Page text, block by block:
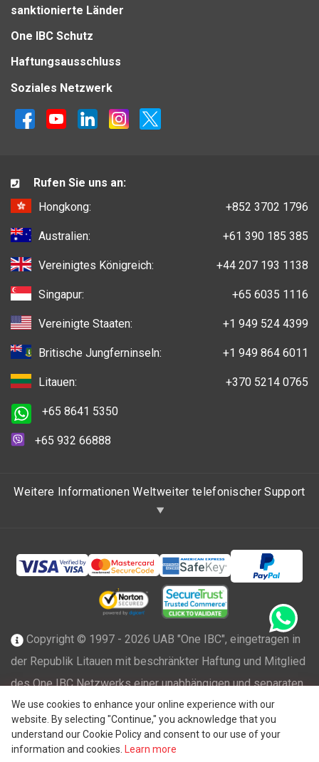
sanktionierte Länder
One IBC Schutz
Haftungsausschluss
Soziales Netzwerk
We use cookies to enhance your online experience with our
website. By selecting "Continue," you acknowledge that you
understand our Cookie Policy and consent to our use of your
information and cookies.
Learn more
Rufen Sie uns an:
Hongkong:
+852 3702 1796
Australien: +61 390 185 385
Vereinigtes Königreich: +44 207 193 1138
Singapur: +65 6035 1116
Vereinigte Staaten: +1 949 524 4399
Britische Jungferninseln: +1 949 864 6011
Litauen: +370 5214 0765
+65 8641 5350
+65 932 66888
Weitere Informationen Weltweiter telefonischer Support
Copyright © 1997 - 2026 UAB "One IBC", eingetragen in
der Republik Litauen mit beschränkter Haftung und Mitglied
des One IBC Netzwerks einer unabhängigen und separaten
juristischen Person, die mit der One IBC®Group (" One IBC
Limited
"), einer Schweizer Einheit, verbunden ist. Alle
Rechte vorbehalten. Weitere Informationen finden Sie unter